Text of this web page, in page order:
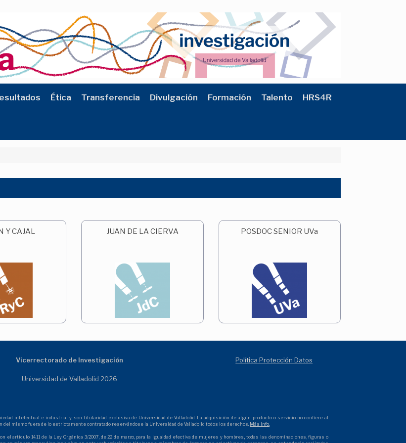
Ética Transferencia Divulgación Formación Talento HRS4R
Y CAJAL JUAN DE LA CIERVA POSDOC SENIOR UVa
Vicerrectorado de Investigación
Universidad de Valladolid 2026
Política Protección Datos
intelectual e industrial y son titularidad exclusiva de Universidad de Valladolid. La adquisición de algún producto o servicio no confiere al
mismo fuera de lo estrictamente contratado reservándose la Universidad de Valladolid todos los derechos. Más info.
el artículo 14.11 de la Ley Orgánica 3/2007, de 22 de marzo, para la igualdad efectiva de mujeres y hombres, todas las denominaciones, figuras o